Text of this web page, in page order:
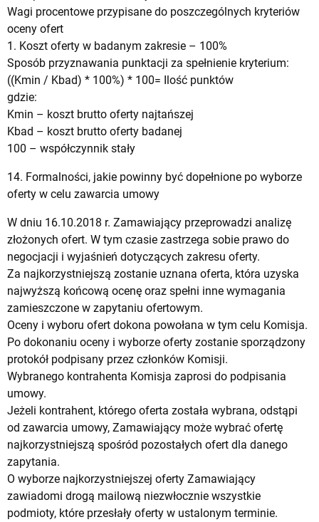
Wagi procentowe przypisane do poszczególnych kryteriów
oceny ofert
1. Koszt oferty w badanym zakresie – 100%
Sposób przyznawania punktacji za spełnienie kryterium:
((Kmin / Kbad) * 100%) * 100= Ilość punktów
gdzie:
Kmin – koszt brutto oferty najtańszej
Kbad – koszt brutto oferty badanej
100 – współczynnik stały
14. Formalności, jakie powinny być dopełnione po wyborze
oferty w celu zawarcia umowy
W dniu 16.10.2018 r. Zamawiający przeprowadzi analizę
złożonych ofert. W tym czasie zastrzega sobie prawo do
negocjacji i wyjaśnień dotyczących zakresu oferty.
Za najkorzystniejszą zostanie uznana oferta, która uzyska
najwyższą końcową ocenę oraz spełni inne wymagania
zamieszczone w zapytaniu ofertowym.
Oceny i wyboru ofert dokona powołana w tym celu Komisja.
Po dokonaniu oceny i wyborze oferty zostanie sporządzony
protokół podpisany przez członków Komisji.
Wybranego kontrahenta Komisja zaprosi do podpisania
umowy.
Jeżeli kontrahent, którego oferta została wybrana, odstąpi
od zawarcia umowy, Zamawiający może wybrać ofertę
najkorzystniejszą spośród pozostałych ofert dla danego
zapytania.
O wyborze najkorzystniejszej oferty Zamawiający
zawiadomi drogą mailową niezwłocznie wszystkie
podmioty, które przesłały oferty w ustalonym terminie.